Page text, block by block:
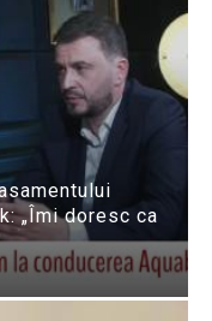
„Îmi doresc ca